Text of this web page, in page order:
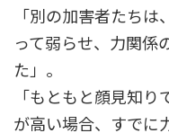
「別の加害者たち
って弱らせ、力関係
た」。
「もともと顔見知
が高い場合、すでに